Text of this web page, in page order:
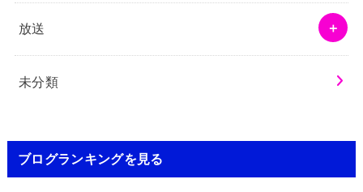
放送
未分類
ブログランキングを見る